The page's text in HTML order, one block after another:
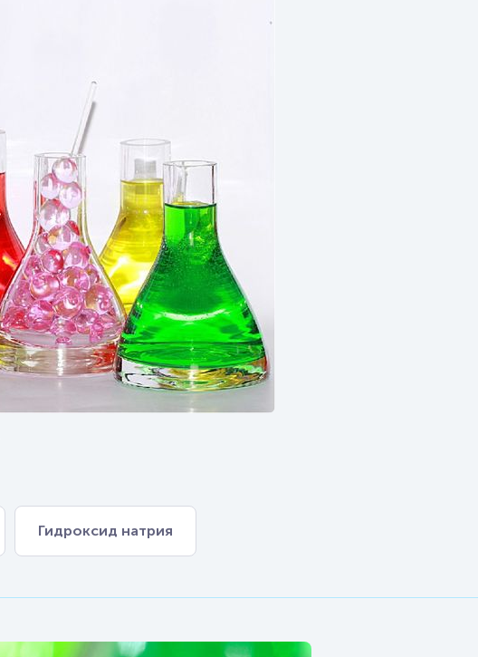
Гидроксид натрия